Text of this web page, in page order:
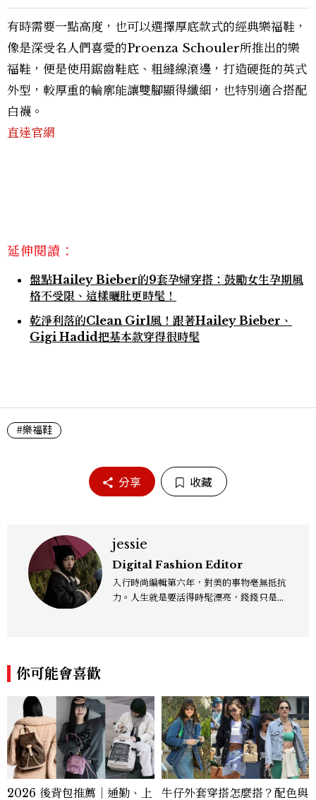
有時需要一點高度，也可以選擇厚底款式的經典樂福鞋，
像是深受名人們喜愛的Proenza Schouler所推出的樂
福鞋，便是使用鋸齒鞋底、粗縫線滾邊，打造硬挺的英式
外型，較厚重的輪廓能讓雙腳顯得纖細，也特別適合搭配
白襪。
直達官網
延伸閱讀：
盤點Hailey Bieber的9套孕婦穿搭：鼓勵女生孕期風
格不受限、這樣曬肚更時髦！
乾淨利落的Clean Girl風！跟著Hailey Bieber、
Gigi Hadid把基本款穿得很時髦
#樂福鞋
分享 收藏
jessie
Digital Fashion Editor
入行時尚編輯第六年，對美的事物毫無抵抗
力。人生就是要活得時髦漂亮，錢錢只是變
你可能會喜歡
2026 後背包推薦｜通勤、上
牛仔外套穿搭怎麼搭？配色與